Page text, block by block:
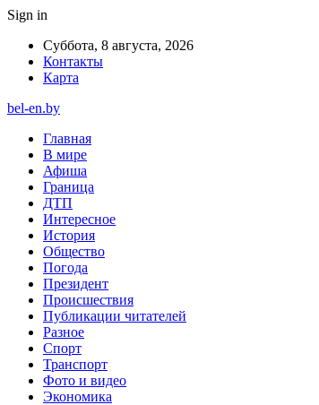
Sign in
Суббота, 8 августа, 2026
Контакты
Карта
bel-en.by
Главная
В мире
Афиша
Граница
ДТП
Интересное
История
Общество
Погода
Президент
Происшествия
Публикации читателей
Разное
Спорт
Транспорт
Фото и видео
Экономика